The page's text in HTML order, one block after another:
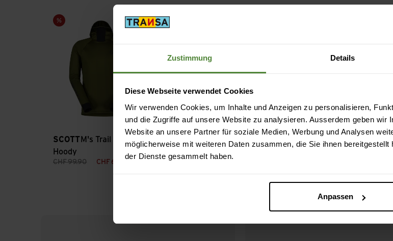
Zustimmung Details
Diese Webseite verwendet Cookies
Wir verwenden Cookies, um Inhalte und Anzeigen zu personalisieren,
und die Zugriffe auf unsere Website zu analysieren. Ausserdem geben wir
Website an unsere Partner für soziale Medien, Werbung und Analysen
möglicherweise mit weiteren Daten zusammen, die Sie ihnen
der Dienste gesammelt haben.
Anpassen
Sale
SCOTT M's Trail Storm LS
Hoody
CHF99.90 CHF 69.90
M's Trail Storm LS Hoody ansehen
SCOTT
M's Tuned SL SS